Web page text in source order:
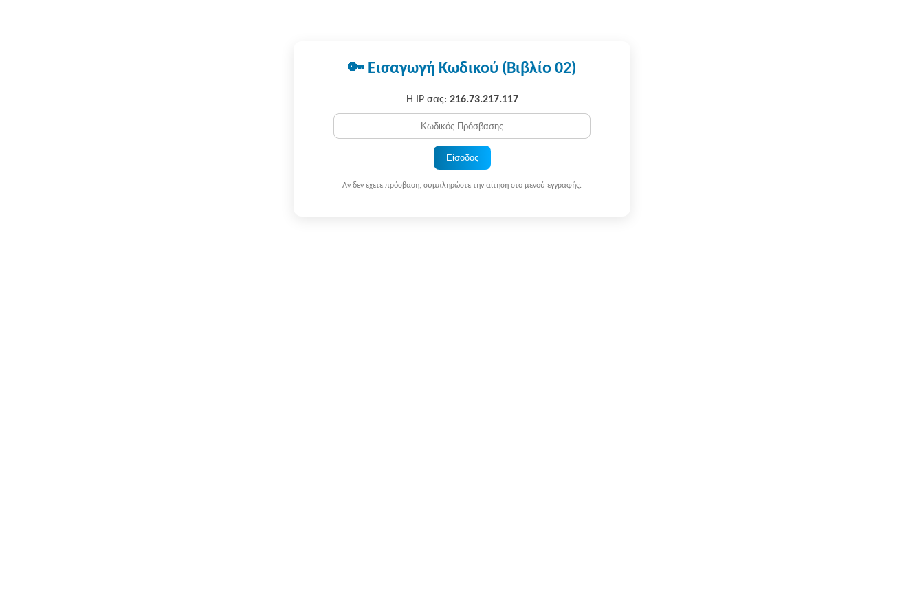
🔑 Εισαγωγή Κωδικού (Βιβλίο 02)
Η IP σας: 216.73.217.117
Είσοδος
Αν δεν έχετε πρόσβαση, συμπληρώστε την αίτηση στο μενού εγγραφής.